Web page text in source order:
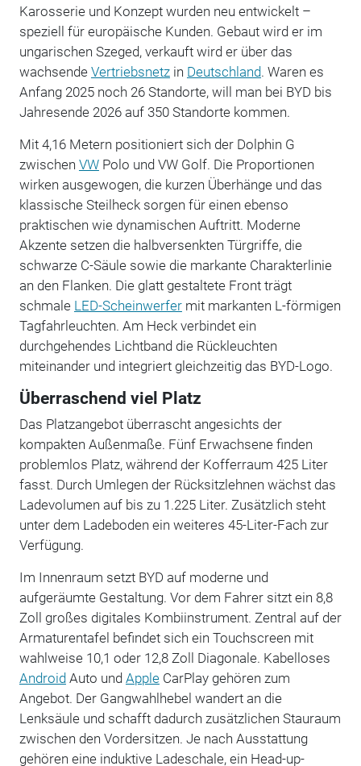
Karosserie und Konzept wurden neu entwickelt –
speziell für europäische Kunden. Gebaut wird er im
ungarischen Szeged, verkauft wird er über das
wachsende Vertriebsnetzin Deutschland. Waren es
Anfang 2025 noch 26 Standorte, will man bei BYD bis
Jahresende 2026 auf 350 Standorte kommen.
Mit 4,16 Metern positioniert sich der Dolphin G
zwischen VWPolo und VW Golf. Die Proportionen
wirken ausgewogen, die kurzen Überhänge und das
klassische Steilheck sorgen für einen ebenso
praktischen wie dynamischen Auftritt. Moderne
Akzente setzen die halbversenkten Türgriffe, die
schwarze C-Säule sowie die markante Charakterlinie
an den Flanken. Die glatt gestaltete Front trägt
schmale LED-Scheinwerfermit markanten L-förmigen
Tagfahrleuchten. Am Heck verbindet ein
durchgehendes Lichtband die Rückleuchten
miteinander und integriert gleichzeitig das BYD-Logo.
Überraschend viel Platz
Das Platzangebot überrascht angesichts der
kompakten Außenmaße. Fünf Erwachsene finden
problemlos Platz, während der Kofferraum 425 Liter
fasst. Durch Umlegen der Rücksitzlehnen wächst das
Ladevolumen auf bis zu 1.225 Liter. Zusätzlich steht
unter dem Ladeboden ein weiteres 45-Liter-Fach zur
Verfügung.
Im Innenraum setzt BYD auf moderne und
aufgeräumte Gestaltung. Vor dem Fahrer sitzt ein 8,8
Zoll großes digitales Kombiinstrument. Zentral auf der
Armaturentafel befindet sich ein Touchscreen mit
wahlweise 10,1 oder 12,8 Zoll Diagonale. Kabelloses
AndroidAuto und AppleCarPlay gehören zum
Angebot. Der Gangwahlhebel wandert an die
Lenksäule und schafft dadurch zusätzlichen Stauraum
zwischen den Vordersitzen. Je nach Ausstattung
gehören eine induktive Ladeschale, ein Head-up-